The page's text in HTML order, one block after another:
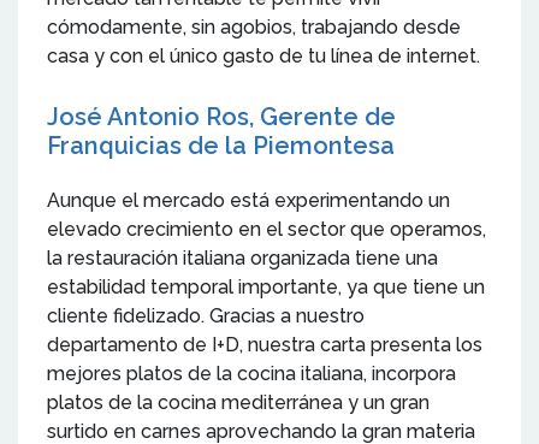
cómodamente, sin agobios, trabajando desde
casa y con el único gasto de tu línea de internet.
José Antonio Ros, Gerente de
Franquicias de la Piemontesa
Aunque el mercado está experimentando un
elevado crecimiento en el sector que operamos,
la restauración italiana organizada tiene una
estabilidad temporal importante, ya que tiene un
cliente fidelizado. Gracias a nuestro
departamento de I+D, nuestra carta presenta los
mejores platos de la cocina italiana, incorpora
platos de la cocina mediterránea y un gran
surtido en carnes aprovechando la gran materia